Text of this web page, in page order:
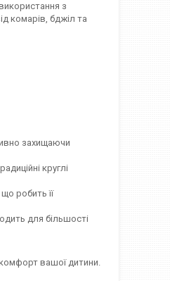
з
комарів, бджіл та
захищаючи
круглі
робить її
для більшості
комфорт вашої дитини.